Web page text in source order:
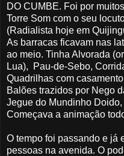
DO CUMBE. Foi por
Torre Som com o seu
(Radialista hoje em
As barracas ficavam nas
ao meio. Tinha Alvorada
Lua), Pau-de-Sebo,
Quadrilhas com
Balões trazidos por Nego
Jegue do Mundinho Doido,
Começava a animação
O tempo foi passando e já
pessoas na avenida. O